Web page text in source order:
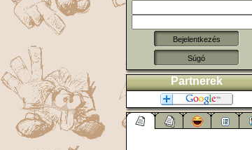
Súgó
Partnerek